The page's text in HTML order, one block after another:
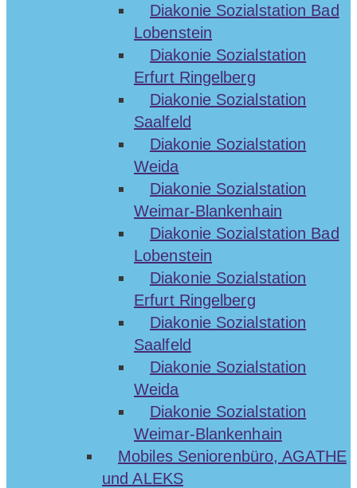
Diakonie Sozialstation Bad
Lobenstein
Diakonie Sozialstation
Erfurt Ringelberg
Diakonie Sozialstation
Saalfeld
Diakonie Sozialstation
Weida
Diakonie Sozialstation
Weimar-Blankenhain
Diakonie Sozialstation Bad
Lobenstein
Diakonie Sozialstation
Erfurt Ringelberg
Diakonie Sozialstation
Saalfeld
Diakonie Sozialstation
Weida
Diakonie Sozialstation
Weimar-Blankenhain
Mobiles Seniorenbüro, AGATHE
und ALEKS